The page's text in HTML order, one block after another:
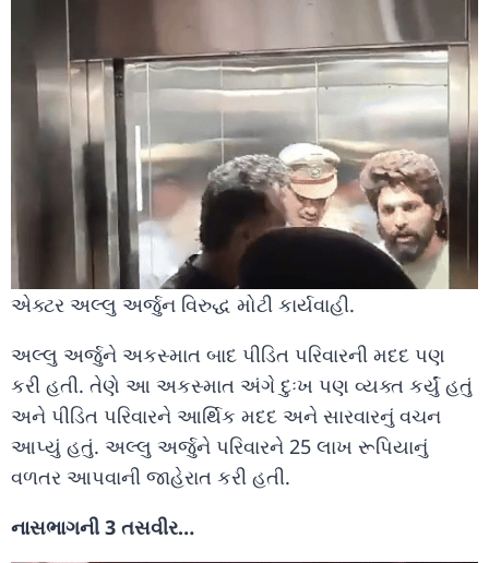
એક્ટર અલ્લુ અર્જુન વિરુદ્ધ મોટી કાર્યવાહી.
અલ્લુ અર્જુને અકસ્માત બાદ પીડિત પરિવારની મદદ પણ
કરી હતી. તેણે આ અકસ્માત અંગે દુઃખ પણ વ્યક્ત કર્યું હતું
અને પીડિત પરિવારને આર્થિક મદદ અને સારવારનું વચન
આપ્યું હતું. અલ્લુ અર્જુને પરિવારને 25 લાખ રૂપિયાનું
વળતર આપવાની જાહેરાત કરી હતી.
નાસભાગની 3 તસવીર…